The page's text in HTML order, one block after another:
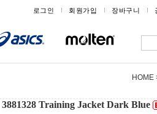
로그인 회원가입 장바구니
HOME
3881328 Training Jacket Dark Blue